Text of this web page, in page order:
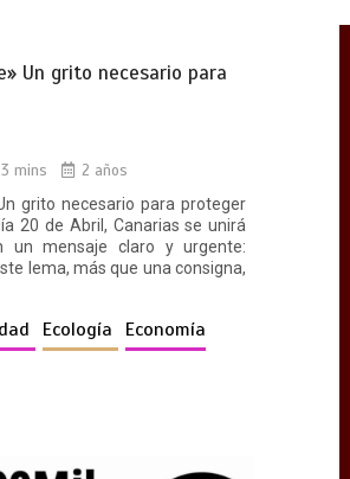
Un grito necesario para
3 mins
2 años
grito necesario para proteger
20 de Abril, Canarias se unirá
un mensaje claro y urgente:
lema, más que una consigna,
Ecología
Economía